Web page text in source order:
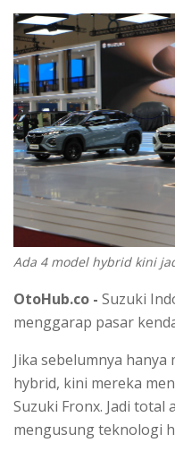
Ada 4 model hybrid kini
OtoHub.co - Suzuki
menggarap pasar
Jika sebelumnya
hybrid, kini mereka
Suzuki Fronx. Jadi total
mengusung teknologi